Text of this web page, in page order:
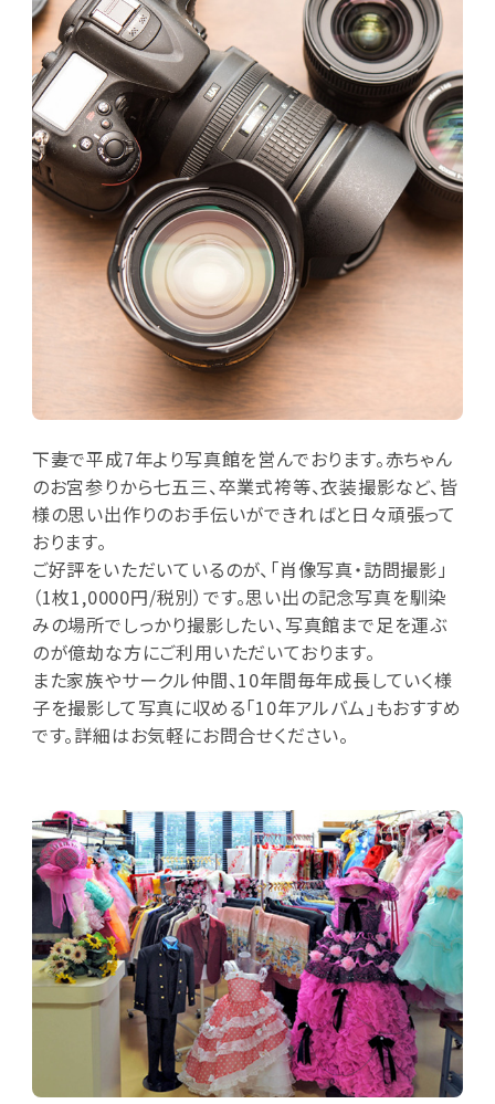
下妻で平成7年より写真館を営んでおります。赤ちゃん
のお宮参りから七五三、卒業式袴等、衣装撮影など、皆
様の思い出作りのお手伝いができればと日々頑張って
おります。
ご好評をいただいているのが、「肖像写真・訪問撮影」
（1枚1,0000円/税別）です。思い出の記念写真を馴染
みの場所でしっかり撮影したい、写真館まで足を運ぶ
のが億劫な方にご利用いただいております。
また家族やサークル仲間、10年間毎年成長していく様
子を撮影して写真に収める「10年アルバム」もおすすめ
です。詳細はお気軽にお問合せください。